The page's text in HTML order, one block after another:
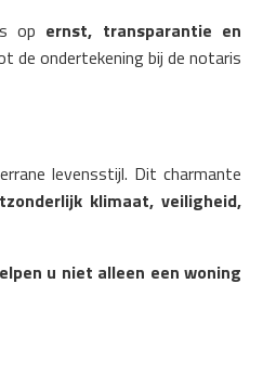
op ernst, transparantie en
de ondertekening bij de notaris
levensstijl. Dit charmante
klimaat, veiligheid,
u niet alleen een woning